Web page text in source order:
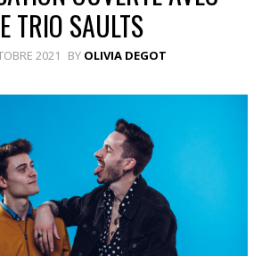
TRIO SAULTS
2021 BY OLIVIA DEGOT